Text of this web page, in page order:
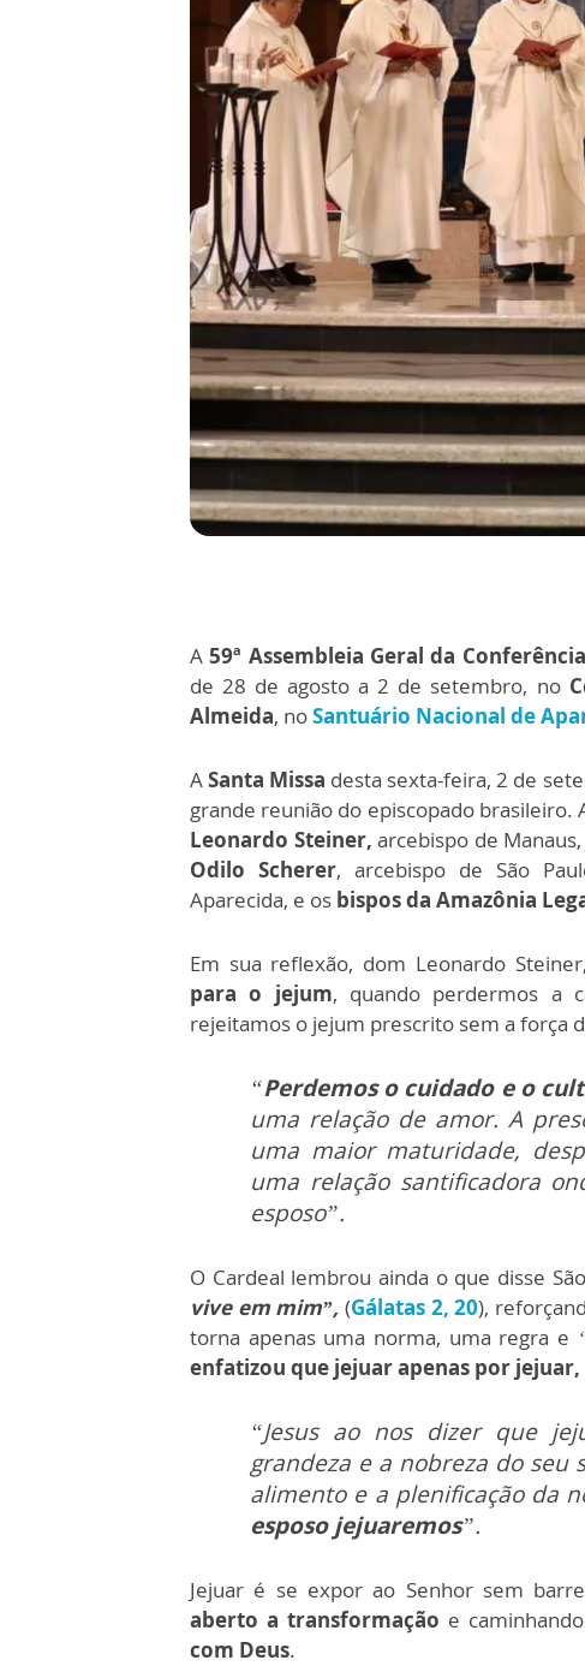
A59ª Assembleia Geral da
de 28 de agosto a 2 de setembro, no
Almeida, noSantuário Nacional de
ASanta Missa desta sexta-feira, 2 de
grande reunião do episcopado brasileiro.
Leonardo Steiner, arcebispo de
Odilo Scherer, arcebispo de São
Aparecida, e os bispos da Amazônia
Em sua reflexão, dom Leonardo
para o jejum, quando perdermos a
rejeitamos o jejum prescrito sem a força
“Perdemos o cuidado e o
uma relação de amor. A
uma maior maturidade,
uma relação santificadora
esposo”.
O Cardeal lembrou ainda o que disse
vive em mim”, (Gálatas 2, 20),
torna apenas uma norma, uma regra e
enfatizou que jejuar apenas por
“Jesus ao nos dizer que
grandeza e a nobreza do seu
alimento e a plenificação da
esposo jejuaremos”.
Jejuar é se expor ao Senhor sem
aberto a transformação e
com Deus.